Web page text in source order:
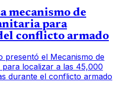
mecanismo de
para
conflicto armado
presentó el Mecanismo de
para localizar a las 45,000
durante el conflicto armado